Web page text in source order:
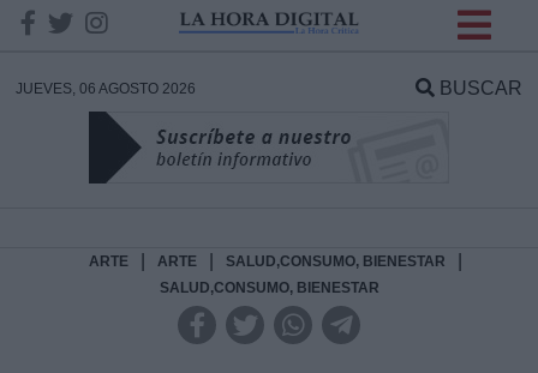
JUEVES, 06 AGOSTO 2026 BUSCAR
ARTE ARTE SALUD,CONSUMO, BIENESTAR
SALUD,CONSUMO, BIENESTAR
DATOS
Responsable: